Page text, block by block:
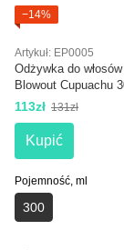
−14%
Artykuł: EP0005
Odżywka do
Blowout Cupuachu
113zł 131zł
Kupić
Pojemność, ml
300